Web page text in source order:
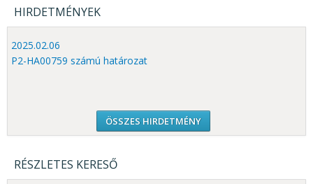
HIRDETMÉNYEK
2025.02.06
P2-HA00759 számú határozat
ÖSSZES HIRDETMÉNY
RÉSZLETES KERESŐ